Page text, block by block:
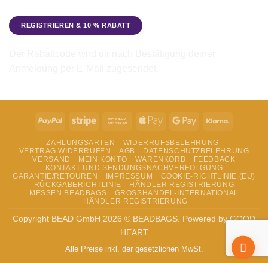
PayPal Stripe
Bank
Apple
Google
ZAHLUNGSARTEN
WIDERRUFSBELEHRUNG
VERTRAG WIDERRUFEN
AGB
DATENSCHUTZBELEHRUNG
VERSAND
MEIN KONTO WARENKORB
FEEDBACK
KONTAKT UND SENDUNGSNACHVERFOLGUNG
GARANTIE/RETOUREN
IMPRESSUM
COOKIE-RICHTLINIE (EU)
RÜCKGABERICHTLINIE
HÄNDLER REGISTRIERUNG
MESSEN BEADBAGS
GROSSHANDEL-INTERNATIONAL
HÄNDLER REGISTRIERUNG
Copyright BEAD GmbH 2026 © BEADBAGS. Powered by GOOD
HEART
Alle Preise inkl. der gesetzlichen MwSt.